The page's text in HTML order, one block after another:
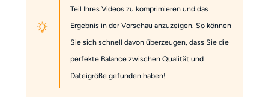
Teil Ihres Videos zu komprimieren und das
Ergebnis in der Vorschau anzuzeigen. So können
Sie sich schnell davon überzeugen, dass Sie die
perfekte Balance zwischen Qualität und
Dateigröße gefunden haben!